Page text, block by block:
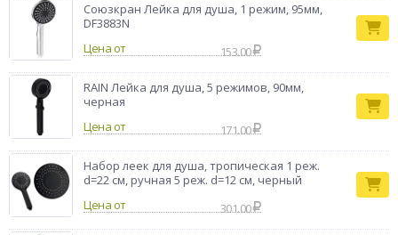
Тип товара
Лейка для душа
Бренд
Союзкран Лейка для душа, 1 режим, 95мм,
DF3883N
Цена от
153.00
RAIN Лейка для душа, 5 режимов, 90мм,
черная
Цена от
171.00
Набор леек для душа, тропическая 1 реж.
d=22 cм, ручная 5 реж. d=12 cм, черный
Цена от
301.00